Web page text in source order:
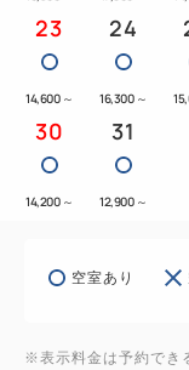
※お部屋は全室
※現地支払いの
ご精算をお願い
※有料人数1名に
ります。なお、
でとなります。
は無料でご朝食
－－－ －－－ －
23
14,600 ～
24
16,300 ～
30
14,200 ～
31
12,900 ～
空室あり
※表示料金は予約でき